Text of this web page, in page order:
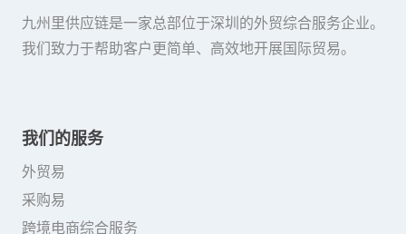
九州里供应链是一家总部位于深圳的外贸综合服务企业。
我们致力于帮助客户更简单、高效地开展国际贸易。
我们的服务
外贸易
采购易
跨境电商综合服务